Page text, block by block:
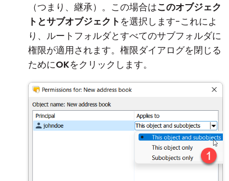
（つまり、継承）。この場合はこのオブジェク
トとサブオブジェクト を選択します-これによ
り、ルートフォルダとすべてのサブフォルダに
権限が適用されます。権限ダイアログを閉じる
ためにOKをクリックします。